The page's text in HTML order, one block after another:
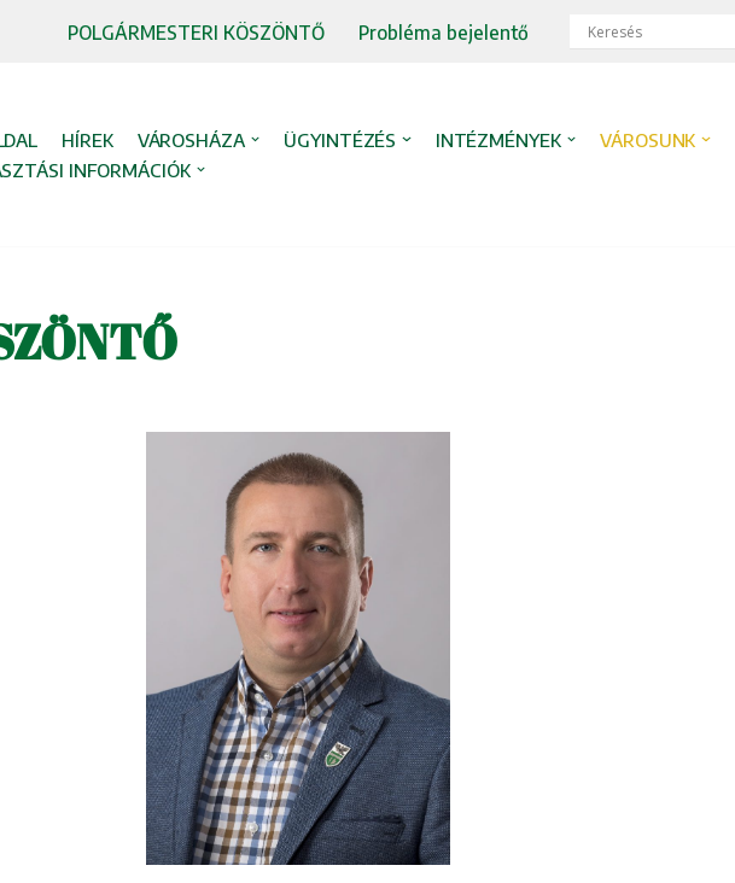
POLGÁRMESTERI KÖSZÖNTŐ Probléma bejelentő
HÍREK VÁROSHÁZA ÜGYINTÉZÉS INTÉZMÉNYEK VÁROSUNK
INFORMÁCIÓK